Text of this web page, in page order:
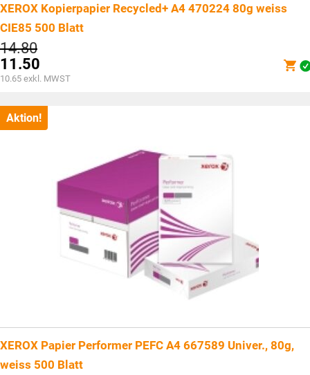
XEROX Kopierpapier Recycled+ A4 470224 80g weiss
CIE85 500 Blatt
14.80Ursprünglicher
Preis
war:
CHF14.80
11.50
Aktueller
ist:
CHF11.50.
10.65 exkl. MWST
Aktion!
XEROX Papier Performer PEFC A4 667589 Univer., 80g,
weiss 500 Blatt